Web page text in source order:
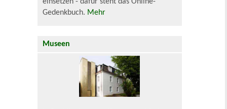
Gedenkbuch. Mehr
Museen